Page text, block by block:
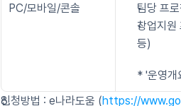
PC/모바일/콘솔
팀당 프
창업지원
등)
* '운영개
신청방법 : e나라도움 (https://